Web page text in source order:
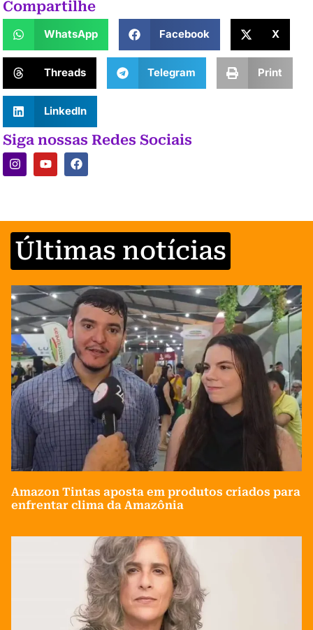
Compartilhe
WhatsApp Facebook X
Threads Telegram Print
LinkedIn
Siga nossas Redes Sociais
Últimas notícias
Amazon Tintas aposta em produtos criados para
enfrentar clima da Amazônia